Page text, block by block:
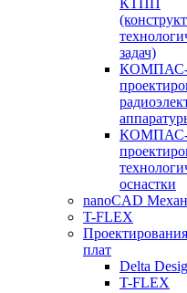
КТПП
задач)
КОМПАС-
КОМПАС-
оснастки
nanoCAD
T-FLEX
плат
Delta
T-FLEX